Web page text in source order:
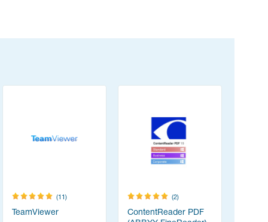
(11)
TeamViewer
(2)
ContentReader PDF